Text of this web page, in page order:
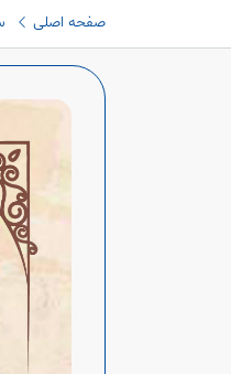
صفحه اصلی